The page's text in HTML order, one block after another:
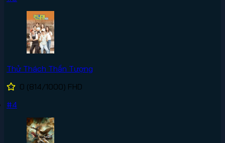
Thử Thách Thần Tượng
0 (814/1000) FHD
#4